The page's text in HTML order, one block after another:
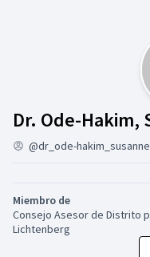
Dr. Ode-Hakim,
@dr_ode-hakim_susanne
Miembro de
Consejo Asesor de Distrito
Lichtenberg